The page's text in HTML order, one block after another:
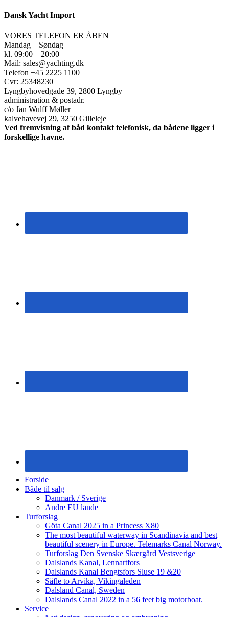
Dansk Yacht Import
VORES TELEFON ER ÅBEN
Mandag – Søndag
kl. 09:00 – 20:00
Mail: sales@yachting.dk
Telefon +45 2225 1100
Cvr: 25348230
Lyngbyhovedgade 39, 2800 Lyngby
administration & postadr.
c/o Jan Wulff Møller
kalvehavevej 29, 3250 Gilleleje
Ved fremvisning af båd kontakt telefonisk, da bådene ligger i
forskellige havne.
Forside
Både til salg
Danmark / Sverige
Andre EU lande
Turforslag
Göta Canal 2025 in a Princess X80
The most beautiful waterway in Scandinavia and best
beautiful scenery in Europe. Telemarks Canal Norway.
Turforslag Den Svenske Skærgård Vestsverige
Dalslands Kanal, Lennartfors
Dalslands Kanal Bengtsfors Sluse 19 &20
Säfle to Arvika, Vikingaleden
Dalsland Canal, Sweden
Dalslands Canal 2022 in a 56 feet big motorboat.
Service